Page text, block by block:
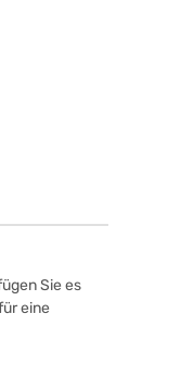
Sie es
eine